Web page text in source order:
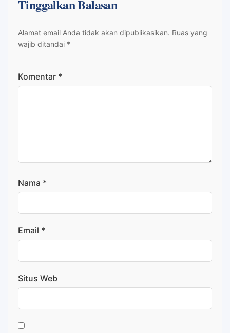
Tinggalkan Balasan
Alamat email Anda tidak akan dipublikasikan. Ruas yang
wajib ditandai *
Komentar *
Nama *
Email *
Situs Web